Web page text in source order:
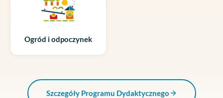
Ogród i odpoczynek
Szczegóły Programu Dydaktycznego